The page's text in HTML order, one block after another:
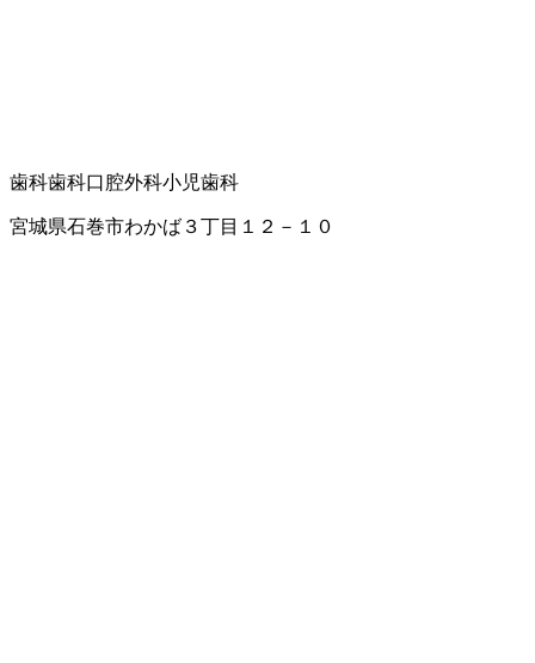
歯科歯科口腔外科小児歯科
宮城県石巻市わかば３丁目１２－１０